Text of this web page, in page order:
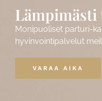
Lämpimästi
Monipuoliset parturi-
hyvinvointipalvelut
VARAA AIKA